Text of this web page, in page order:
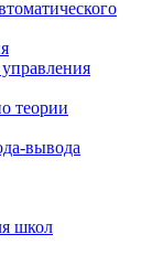
теории
вывода
школ